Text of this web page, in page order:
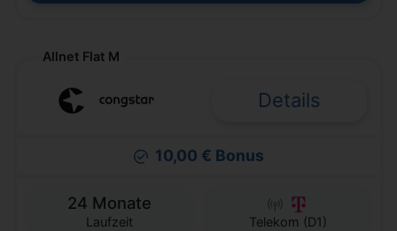
Allnet Flat M
Details
10,00 € Bonus
24 Monate
Laufzeit Telekom (D1)